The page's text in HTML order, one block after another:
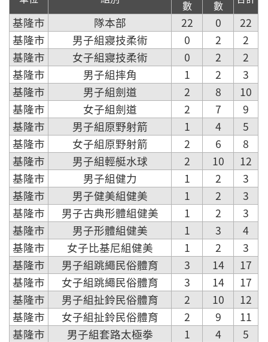
數
數
基隆市 隊本部 22 0
22
基隆市
男子組寢技柔術 0 2
2
基隆市
女子組寢技柔術 0 2
2
基隆市
男子組摔角 1 2
3
基隆市
男子組劍道 2 8
10
基隆市
女子組劍道 2 7
9
基隆市
男子組原野射箭 1 4
5
基隆市
女子組原野射箭 2 6
8
基隆市
男子組輕艇水球 2 10
12
基隆市
男子組健力 1 2
3
基隆市
男子健美組健美 1 2
3
基隆市
男子古典形體組健美 1 2
3
基隆市
男子形體組健美 1 3
4
基隆市
女子比基尼組健美 1 2
3
基隆市
男子組跳繩民俗體育 3 14
17
基隆市
女子組跳繩民俗體育 3 14
17
基隆市
男子組扯鈴民俗體育 2 10
12
基隆市
女子組扯鈴民俗體育 2 9
11
基隆市
男子組套路太極拳 1 4
5